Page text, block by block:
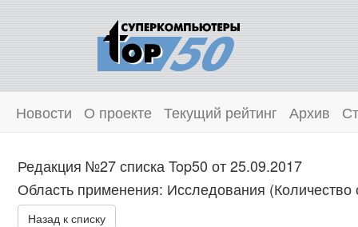
Новости О проекте Текущий рейтинг Архив
Редакция №27 списка Top50 от 25.09.2017
Область применения: Исследования (Количество
Назад к списку